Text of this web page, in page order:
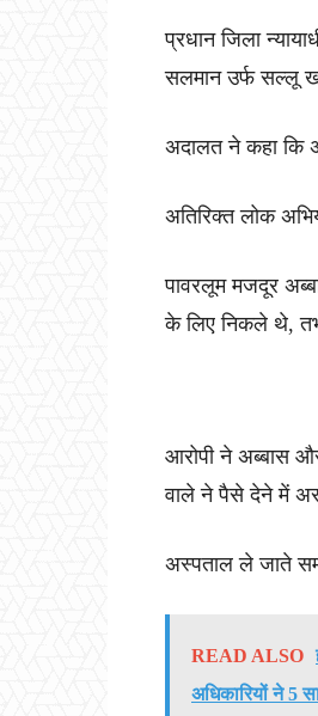
प्रधान जिला
सलमान उर्फ सल्लू
अदालत ने कहा कि
अतिरिक्त लोक
पावरलूम मजदूर
के लिए निकले थे,
आरोपी ने अब्बास
वाले ने पैसे देने में
अस्पताल ले जाते
READ ALSO
अधिकारियों ने 5